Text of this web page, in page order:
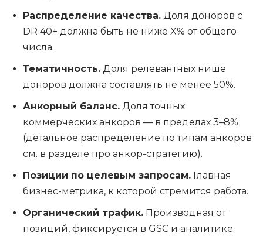
Распределение качества. Доля доноров с
DR 40+ должна быть не ниже X% от общего
числа.
Тематичность. Доля релевантных нише
доноров должна составлять не менее 50%.
Анкорный баланс. Доля точных
коммерческих анкоров — в пределах 3–8%
(детальное распределение по типам анкоров
см. в разделе про анкор-стратегию).
Позиции по целевым запросам. Главная
бизнес-метрика, к которой стремится работа.
Органический трафик. Производная от
позиций, фиксируется в GSC и аналитике.